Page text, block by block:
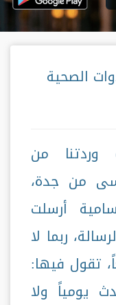
الصحية
وردتنا من
من جدة،
أرسلت
ربما لا
تقول فيها:
يومياً ولا